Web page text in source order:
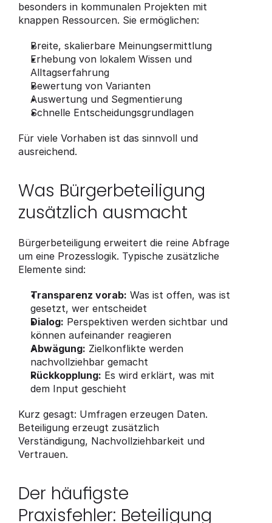
besonders in kommunalen Projekten mit
knappen Ressourcen. Sie ermöglichen:
Breite, skalierbare Meinungsermittlung
Erhebung von lokalem Wissen und
Alltagserfahrung
Bewertung von Varianten
Auswertung und Segmentierung
Schnelle Entscheidungsgrundlagen
Für viele Vorhaben ist das sinnvoll und
ausreichend.
Was Bürgerbeteiligung
zusätzlich ausmacht
Bürgerbeteiligung erweitert die reine Abfrage
um eine Prozesslogik. Typische zusätzliche
Elemente sind:
Transparenz vorab: Was ist offen, was ist
gesetzt, wer entscheidet
Dialog: Perspektiven werden sichtbar und
können aufeinander reagieren
Abwägung: Zielkonflikte werden
nachvollziehbar gemacht
Rückkopplung: Es wird erklärt, was mit
dem Input geschieht
Kurz gesagt: Umfragen erzeugen Daten.
Beteiligung erzeugt zusätzlich
Verständigung, Nachvollziehbarkeit und
Vertrauen.
Der häufigste
Praxisfehler: Beteiligung